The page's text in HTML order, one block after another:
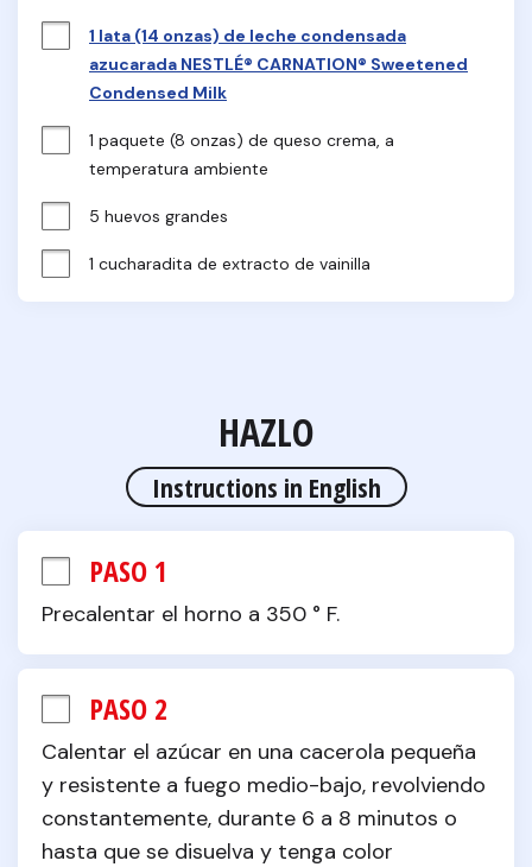
1 lata (14 onzas) de leche condensada
azucarada NESTLÉ® CARNATION® Sweetened
Condensed Milk
1 paquete (8 onzas) de queso crema, a
temperatura ambiente
5 huevos grandes
1 cucharadita de extracto de vainilla
HAZLO
Instructions in English
PASO 1
Precalentar el horno a 350 ° F.
PASO 2
Calentar el azúcar en una cacerola pequeña
y resistente a fuego medio-bajo, revolviendo
constantemente, durante 6 a 8 minutos o
hasta que se disuelva y tenga color